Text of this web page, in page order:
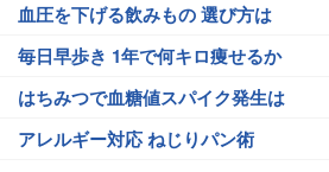
血圧を下げる飲みもの 選び方は
毎日早歩き 1年で何キロ痩せるか
はちみつで血糖値スパイク発生は
アレルギー対応 ねじりパン術